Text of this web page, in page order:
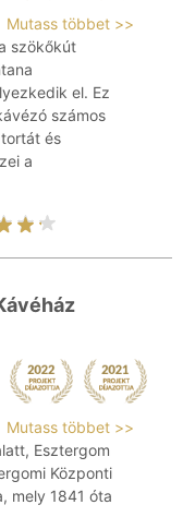
Mutass többet >>
szökőkút
el. Ez
számos
és
a
Mutass többet >>
Esztergom
Központi
mely 1841 óta